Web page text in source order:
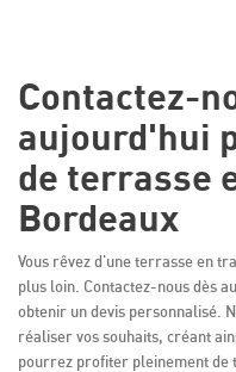
Contactez-
aujourd'hui
de terrasse
Bordeaux
Vous rêvez d'une terrasse en
plus loin. Contactez-nous dès
obtenir un devis personnalisé.
réaliser vos souhaits, créant
pourrez profiter pleinement de